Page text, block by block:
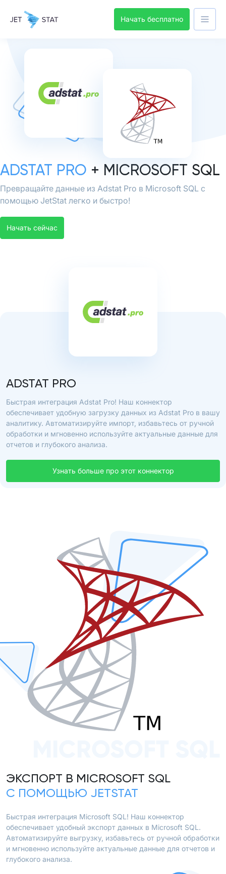
Начать бесплатно
ADSTAT PRO + MICROSOFT SQL
Превращайте данные из Adstat Pro в Microsoft SQL с
помощью JetStat легко и быстро!
Начать сейчас
ADSTAT PRO
Быстрая интеграция Adstat Pro! Наш коннектор
обеспечивает удобную загрузку данных из Adstat Pro в вашу
аналитику. Автоматизируйте импорт, избавьтесь от ручной
обработки и мгновенно используйте актуальные данные для
отчетов и глубокого анализа.
Узнать больше про этот коннектор
ЭКСПОРТ В MICROSOFT SQL
С ПОМОЩЬЮ JETSTAT
Быстрая интеграция Microsoft SQL! Наш коннектор
обеспечивает удобный экспорт данных в Microsoft SQL.
Автоматизируйте выгрузку, избавьтесь от ручной обработки
и мгновенно используйте актуальные данные для отчетов и
глубокого анализа.